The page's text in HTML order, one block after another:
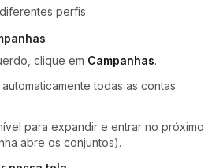
perfis.
clique em Campanhas.
todas as contas
para expandir e entrar no próximo
abre os conjuntos).